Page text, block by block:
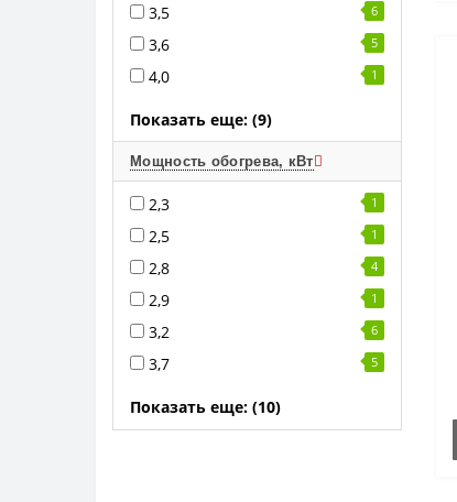
3,5 6
3,6 5
4,0 1
Показать еще: (9)
Мощность обогрева, кВт
2,3 1
2,5 1
2,8 4
2,9 1
3,2 6
3,7 5
Показать еще: (10)